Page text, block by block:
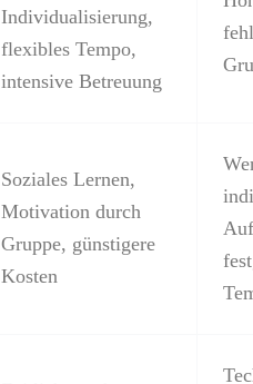
Individualisierung,
flexibles Tempo,
intensive Betreuung
Soziales Lernen,
Motivation durch
Gruppe, günstigere
Kosten